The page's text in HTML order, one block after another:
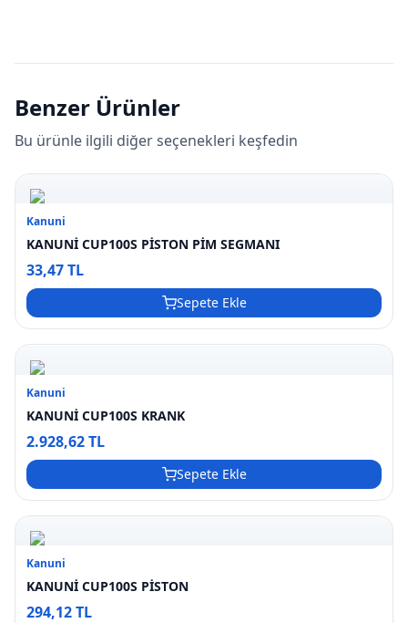
Benzer Ürünler
Bu ürünle ilgili diğer seçenekleri keşfedin
Kanuni
KANUNİ CUP100S PİSTON PİM SEGMANI
33,47 TL
Sepete Ekle
Kanuni
KANUNİ CUP100S KRANK
2.928,62 TL
Sepete Ekle
Kanuni
KANUNİ CUP100S PİSTON
294,12 TL